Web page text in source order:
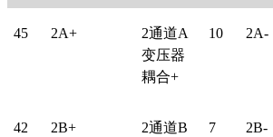
45 2A+ 2通道A
变压器
耦合+
10 2A-
42 2B+ 2通道B
7 2B-